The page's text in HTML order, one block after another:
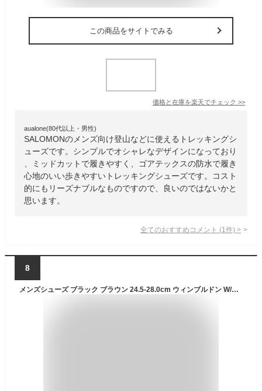
この商品をサイトでみる
価格と在庫を楽天でチェック >>
aualone(80代以上・男性)
SALOMONのメンズ向け登山などに使えるトレッキングシ
ューズです。シンプルでオシャレなデザインになっており
、ミッドカットで履きやすく、ゴアテックスの防水で履き
心地のいい歩きやすいトレッキングシューズです。コスト
的にもリーズナブルなものですので、良いのではないかと
思います。
全てのおすすめコメント (1 件) >
8
メンズシューズ ブラック ブラウン 24.5-28.0cm ウィンブルドン W/B M047WS 防水 トレッキングシューズ アウトドア 通勤通学 かっこいい おしゃれ ミドルカット レースアップ 紳士 全天候対応シューズ 歩きやすい スニーカー アサヒシューズ【北海道・沖縄・離島配送不可】